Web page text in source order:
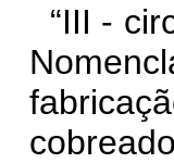
“III -